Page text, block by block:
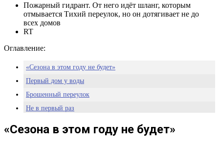
Пожарный гидрант. От него идёт шланг, которым
отмывается Тихий переулок, но он дотягивает не до
всех домов
RT
Оглавление:
«Сезона в этом году не будет»
Первый дом у воды
Брошенный переулок
Не в первый раз
«Сезона в этом году не будет»